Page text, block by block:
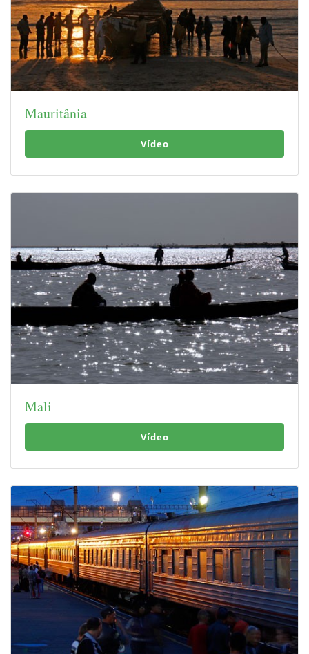
Mauritânia
Vídeo
Mali
Vídeo